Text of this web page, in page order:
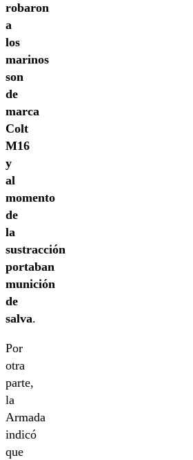
robaron
a
los
marinos
son
de
marca
Colt
M16
y
al
momento
de
la
sustracción
portaban
munición
de
salva.
Por
otra
parte,
la
Armada
indicó
que